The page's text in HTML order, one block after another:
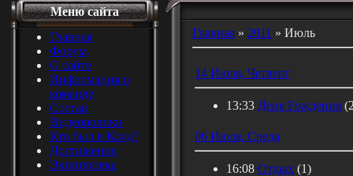
Меню сайта
Главная
Форум
О сайте
Информация о
команде
Состав
Видеоролики
Кто был в Колд?
Достижения
Экипировка
Главная » 2011 » Июль
14 Июля, Четверг
13:33 Деня Рождения
06 Июля, Среда
16:08 Отдых (1)